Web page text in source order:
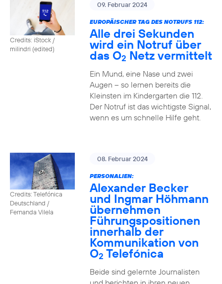
Credits: iStock /
milindri (edited)
09. Februar 2024
EUROPÄISCHER TAG DES NOTRUFS 112:
Alle drei Sekunden
wird ein Notruf über
das O2 Netz vermittelt
Ein Mund, eine Nase und zwei
Augen – so lernen bereits die
Kleinsten im Kindergarten die 112.
Der Notruf ist das wichtigste Signal,
wenn es um schnelle Hilfe geht.
Credits: Telefónica
Deutschland /
Fernanda Vilela
08. Februar 2024
PERSONALIEN:
Alexander Becker
und Ingmar Höhmann
übernehmen
Führungspositionen
innerhalb der
Kommunikation von
O2 Telefónica
Beide sind gelernte Journalisten